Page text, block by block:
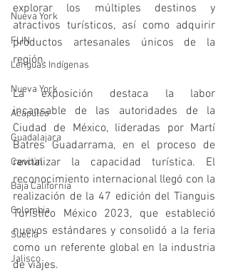
Nueva York
FLIN
Lenguas Indígenas
Nueva York
Acapulco
Guadalajara
Cancún
Baja California
Colombia
Suecia
Jalisco
explorar los múltiples destinos y
atractivos turísticos, así como adquirir
productos artesanales únicos de la
región.
La exposición destaca la labor
incansable de las autoridades de la
Ciudad de México, lideradas por Martí
Batres Guadarrama, en el proceso de
revitalizar la capacidad turística. El
reconocimiento internacional llegó con la
realización de la 47 edición del Tianguis
Turístico México 2023, que estableció
nuevos estándares y consolidó a la feria
como un referente global en la industria
de viajes.